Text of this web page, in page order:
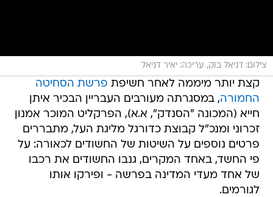
קצת יותר מיממה לאחר חשיפתפרשת הסחיטה
החמורה, במסגרתה מעורבים העבריין הבכיר איתן
חייא (המכונה "הסנדק", א.א), הפרקליט המוכר אמנון
זכרוני ומנכ"ל קבוצת כדורגל מליגת העל, מתבררים
פרטים נוספים על השיטות של החשודים לכאורה: על
פי החשד, באחד המקרים, גנבו החשודים את רכבו
של אחד מעדי המדינה בפרשה - ופירקו אותו
לגורמים.
עוד כתבות בוואלה! חדשות